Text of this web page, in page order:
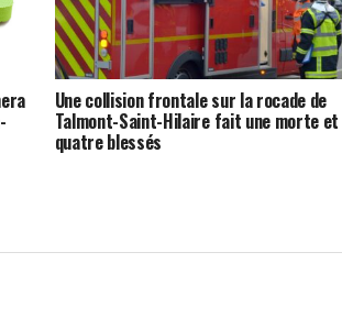
Une collision frontale sur la rocade de
Talmont-Saint-Hilaire fait une morte et
quatre blessés